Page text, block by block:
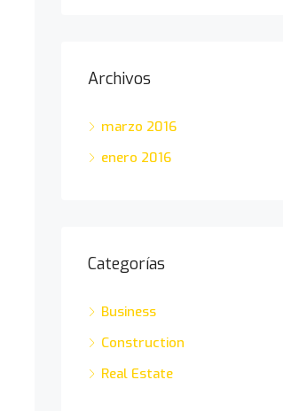
Archivos
marzo 2016
enero 2016
Categorías
Business
Construction
Real Estate